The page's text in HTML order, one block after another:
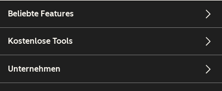
Beliebte Features
Kostenlose Tools
Unternehmen